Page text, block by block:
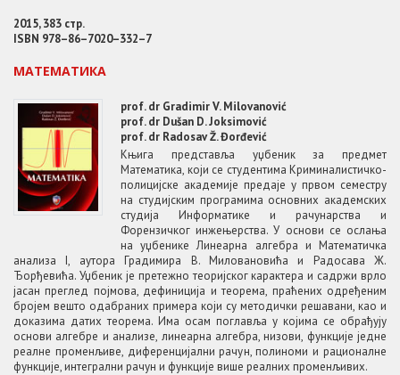
2015, 383 стр.
ISBN 978–86–7020–332–7
МАТЕМАТИКА
prof. dr Gradimir V. Milovanović
prof. dr Dušan D. Joksimović
prof. dr Radosav Ž. Đorđević
Књига представља уџбеник за предмет
Математика, који се студентима Криминалистичко-
полицијске академије предаје у првом семестру
на студијским програмима основних академских
студија Информатике и рачунарства и
Форензичког инжењерства. У основи се ослања
на уџбенике Линеарна алгебра и Математичка
анализа I, аутора Градимира В. Миловановића и Радосава Ж.
Ђорђевића. Уџбеник је претежно теоријског карактера и садржи врло
јасан преглед појмова, дефиниција и теорема, праћених одређеним
бројем вешто одабраних примера који су методички решавани, као и
доказима датих теорема. Има осам поглавља у којима се обрађују
основи алгебре и анализе, линеарна алгебра, низови, функције једне
реалне променљиве, диференцијални рачун, полиноми и рационалне
функције, интегрални рачун и функције више реалних променљивих.